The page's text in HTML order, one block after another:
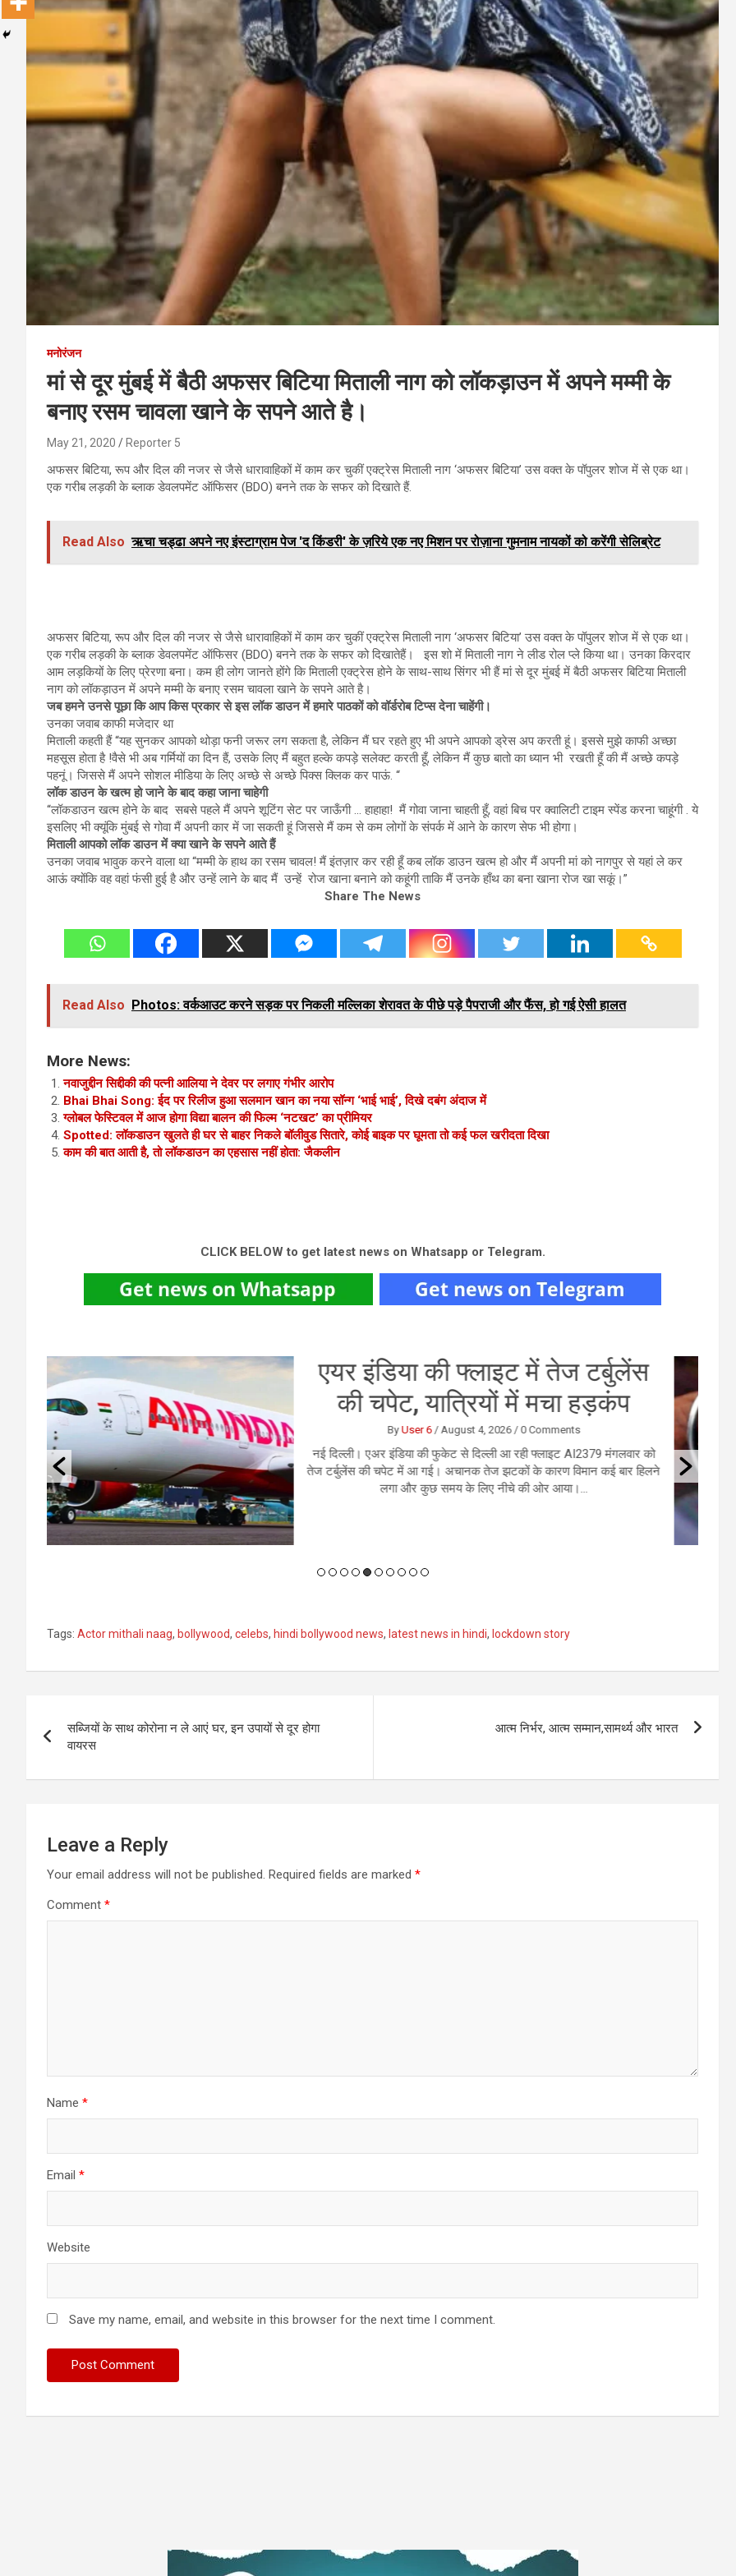
मनोरंजन
मां से दूर मुंबई में बैठी अफसर बिटिया मिताली नाग को लॉकड़ाउन में अपने मम्मी के
बनाए रसम चावला खाने के सपने आते है।
May 21, 2020 Reporter 5
अफसर बिटिया, रूप और दिल की नजर से जैसे धारावाहिकों में काम कर चुकीं एक्ट्रेस मिताली नाग ‘अफसर बिटिया’ उस वक्त के पॉपुलर शोज में से एक था।
एक गरीब लड़की के ब्लाक डेवलपमेंट ऑफिसर (BDO) बनने तक के सफर को दिखाते हैं.
Read Also ऋचा चड्ढा अपने नए इंस्टाग्राम पेज 'द किंडरी' के ज़रिये एक नए मिशन पर रोज़ाना गुमनाम नायकों को करेंगी सेलिब्रेट
अफसर बिटिया, रूप और दिल की नजर से जैसे धारावाहिकों में काम कर चुकीं एक्ट्रेस मिताली नाग ‘अफसर बिटिया’ उस वक्त के पॉपुलर शोज में से एक था।
एक गरीब लड़की के ब्लाक डेवलपमेंट ऑफिसर (BDO) बनने तक के सफर को दिखातेहैं। इस शो में मिताली नाग ने लीड रोल प्ले किया था। उनका किरदार
आम लड़कियों के लिए प्रेरणा बना। कम ही लोग जानते होंगे कि मिताली एक्ट्रेस होने के साथ-साथ सिंगर भी हैं मां से दूर मुंबई में बैठी अफसर बिटिया मिताली
नाग को लॉकड़ाउन में अपने मम्मी के बनाए रसम चावला खाने के सपने आते है।
जब हमने उनसे पूछा कि आप किस प्रकार से इस लॉक डाउन में हमारे पाठकों को वॉर्डरोब टिप्स देना चाहेंगी।
उनका जवाब काफी मजेदार था
मिताली कहती हैं “यह सुनकर आपको थोड़ा फनी जरूर लग सकता है, लेकिन मैं घर रहते हुए भी अपने आपको ड्रेस अप करती हूं। इससे मुझे काफी अच्छा
महसूस होता है !वैसे भी अब गर्मियों का दिन हैं, उसके लिए मैं बहुत हल्के कपड़े सलेक्ट करती हूँ, लेकिन मैं कुछ बातो का ध्यान भी रखती हूँ की मैं अच्छे कपड़े
पहनूं। जिससे मैं अपने सोशल मीडिया के लिए अच्छे से अच्छे पिक्स क्लिक कर पाऊं. “
लॉक डाउन के खत्म हो जाने के बाद कहा जाना चाहेगी
“लॉकडाउन खत्म होने के बाद सबसे पहले मैं अपने शूटिंग सेट पर जाऊँगी … हाहाहा! मैं गोवा जाना चाहती हूँ, वहां बिच पर क्वालिटी टाइम स्पेंड करना चाहूंगी . ये
इसलिए भी क्यूंकि मुंबई से गोवा मैं अपनी कार में जा सकती हूं जिससे मैं कम से कम लोगों के संपर्क में आने के कारण सेफ भी होगा।
मिताली आपको लॉक डाउन में क्या खाने के सपने आते हैं
उनका जवाब भावुक करने वाला था “मम्मी के हाथ का रसम चावल! मैं इंतज़ार कर रही हूँ कब लॉक डाउन खत्म हो और मैं अपनी मां को नागपुर से यहां ले कर
आऊं क्योंकि वह वहां फंसी हुई है और उन्हें लाने के बाद मैं उन्हें रोज खाना बनाने को कहूंगी ताकि मैं उनके हाँथ का बना खाना रोज खा सकूं।”
Share The News
Read Also Photos: वर्कआउट करने सड़क पर निकली मल्लिका शेरावत के पीछे पड़े पैपराजी और फैंस, हो गई ऐसी हालत
More News:
नवाजुद्दीन सिद्दीकी की पत्नी आलिया ने देवर पर लगाए गंभीर आरोप
Bhai Bhai Song: ईद पर रिलीज हुआ सलमान खान का नया सॉन्ग ‘भाई भाई’, ​दिखे दबंग अंदाज में
ग्लोबल फेस्टिवल में आज होगा विद्या बालन की फिल्म ‘नटखट’ का प्रीमियर
Spotted: लॉकडाउन खुलते ही घर से बाहर निकले बॉलीवुड सितारे, कोई बाइक पर घूमता तो कई फल खरीदता दिखा
काम की बात आती है, तो लॉकडाउन का एहसास नहीं होता: जैकलीन
CLICK BELOW to get latest news on Whatsapp or Telegram.
हरियाली अमावस्या के दिन पितरों को दें
तर्पण मिलेगी संतुष्टि, जानिए तर्पण का
सही समय
ByUser 6/August 5, 2026/0 Comments
रायपुर। 12 अगस्‍त को हरियाली अमावस्‍या है। अमावस्‍या के दिन पितरों को जल अर्पित
करना बहुत महत्वपूर्ण माना गया है। इसे पितृ तर्पण कहा जाता है। माना जाता है कि
Tags: Actor mithali naag, bollywood, celebs, hindi bollywood news, latest news in hindi, lockdown story
navigation
सब्जियों के साथ कोरोना न ले आएं घर, इन उपायों से दूर होगा
वायरस
आत्म निर्भर, आत्म सम्मान,सामर्थ्य और भारत
Leave a Reply
Your email address will not be published. Required fields are marked *
Comment *
Name *
Email *
Website
Save my name, email, and website in this browser for the next time I comment.